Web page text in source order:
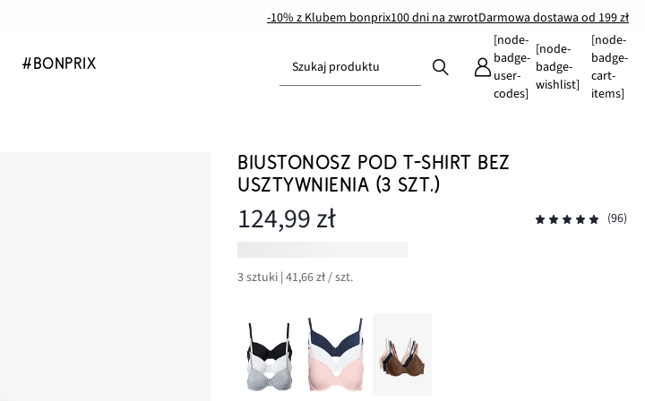
-10% z Klubem bonprix100 dni na zwrotDarmowa dostawa od 199 zł
#BONPRIX Szukaj produktu
[node-
badge-
user-
codes]
[node-
badge-
wishlist]
[node-
badge-
cart-
items]
BIUSTONOSZ POD T-SHIRT BEZ
USZTYWNIENIA (3 SZT.)
124,99 zł (96)
3 sztuki | 41,66 zł / szt.